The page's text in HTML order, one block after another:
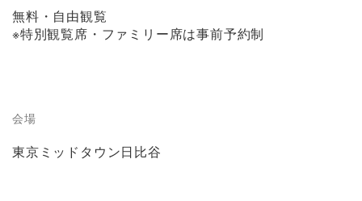
無料・自由観覧
※特別観覧席・ファミリー席は事前予約制
会場
東京ミッドタウン日比谷